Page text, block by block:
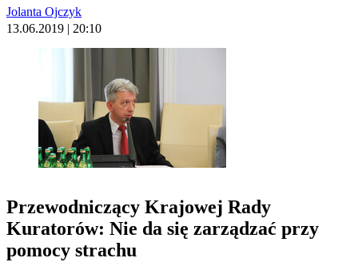
Jolanta Ojczyk
13.06.2019 | 20:10
Przewodniczący Krajowej Rady
Kuratorów: Nie da się zarządzać przy
pomocy strachu